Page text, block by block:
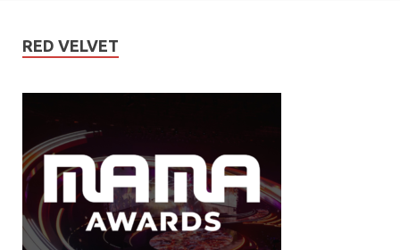
RED VELVET